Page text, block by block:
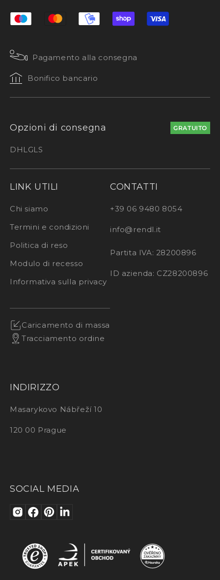
Pagamento alla consegna
Bonifico bancario
Opzioni di consegna GRATUITO
DHLGLS
LINK UTILI
Chi siamo
Termini e condizioni
Politica di reso
Modulo di recesso
Informativa sulla privacy
Caricamento di massa
Tracciamento ordine
CONTATTI
+39 06 9480 8054
info@rendl.it
Partita IVA: 28200896
ID azienda: CZ28200896
INDIRIZZO
Masarykovo Nábřeží 10
120 00 Prague
SOCIAL MEDIA